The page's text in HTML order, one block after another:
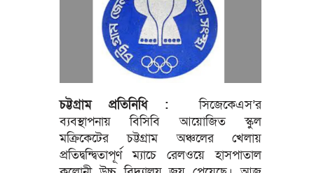
চট্টগ্রাম প্রতিনিধি : সিজেকেএস’র
ব্যবস্থাপনায় বিসিবি আয়োজিত স্কুল
মক্রিকেটের চট্টগ্রাম অঞ্চলের খেলায়
প্রতিদ্বন্দ্বিতাপূর্ণ ম্যাচে রেলওয়ে হাসপাতাল